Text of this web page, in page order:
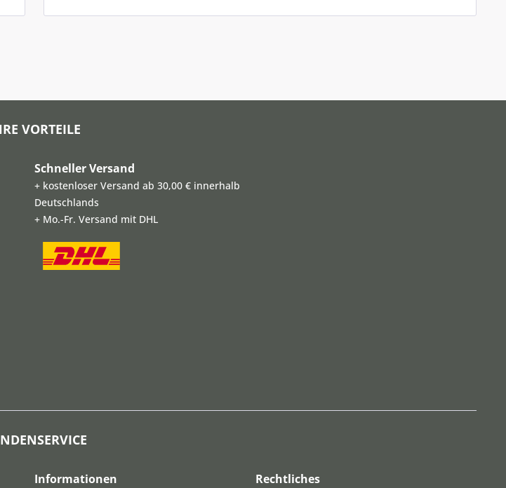
VORTEILE
Schneller Versand
+ kostenloser Versand ab 30,00 € innerhalb
Deutschlands
+ Mo.-Fr. Versand mit DHL
Informationen Rechtliches